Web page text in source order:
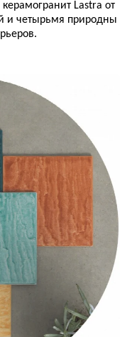
Lastra от
и четырьмя природны